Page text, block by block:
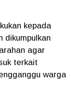
kepada
dikumpulkan
agar
terkait
warga